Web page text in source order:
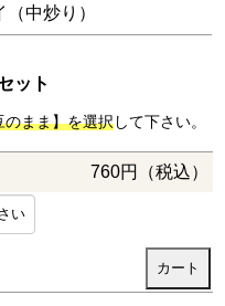
（中炒り）
ット
のまま】を選択して下さい。
760円（税込）